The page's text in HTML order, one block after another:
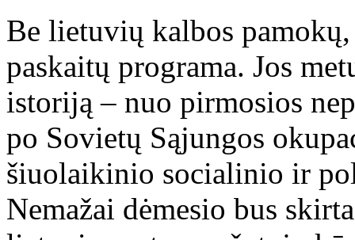
Be lietuvių kalbos
paskaitų programa. Jos
istoriją – nuo pirmosios
po Sovietų Sąjungos
šiuolaikinio socialinio ir
Nemažai dėmesio bus